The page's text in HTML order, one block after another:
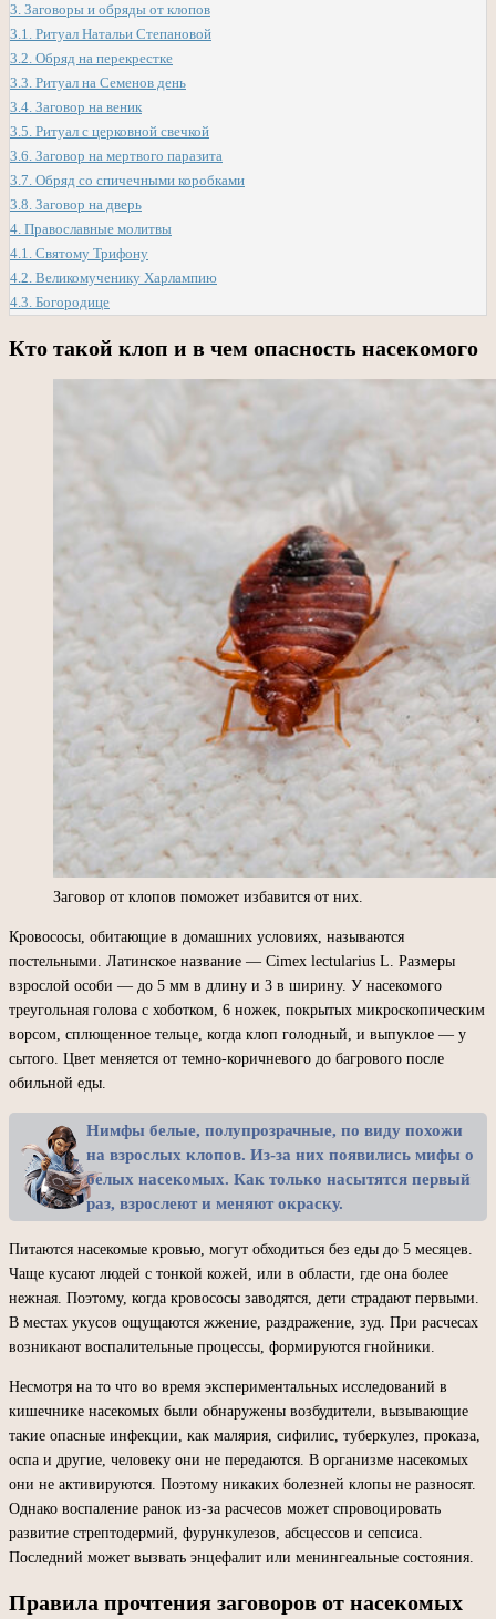
3. Заговоры и обряды от клопов
3.1. Ритуал Натальи Степановой
3.2. Обряд на перекрестке
3.3. Ритуал на Семенов день
3.4. Заговор на веник
3.5. Ритуал с церковной свечкой
3.6. Заговор на мертвого паразита
3.7. Обряд со спичечными коробками
3.8. Заговор на дверь
4. Православные молитвы
4.1. Святому Трифону
4.2. Великомученику Харлампию
4.3. Богородице
Кто такой клоп и в чем опасность насекомого
Заговор от клопов поможет избавится от них.
Кровососы, обитающие в домашних условиях, называются
постельными. Латинское название — Cimex lectularius L. Размеры
взрослой особи — до 5 мм в длину и 3 в ширину. У насекомого
треугольная голова с хоботком, 6 ножек, покрытых микроскопическим
ворсом, сплющенное тельце, когда клоп голодный, и выпуклое — у
сытого. Цвет меняется от темно-коричневого до багрового после
обильной еды.
Нимфы белые, полупрозрачные, по виду похожи
на взрослых клопов. Из-за них появились мифы о
белых насекомых. Как только насытятся первый
раз, взрослеют и меняют окраску.
Питаются насекомые кровью, могут обходиться без еды до 5 месяцев.
Чаще кусают людей с тонкой кожей, или в области, где она более
нежная. Поэтому, когда кровососы заводятся, дети страдают первыми.
В местах укусов ощущаются жжение, раздражение, зуд. При расчесах
возникают воспалительные процессы, формируются гнойники.
Несмотря на то что во время экспериментальных исследований в
кишечнике насекомых были обнаружены возбудители, вызывающие
такие опасные инфекции, как малярия, сифилис, туберкулез, проказа,
оспа и другие, человеку они не передаются. В организме насекомых
они не активируются. Поэтому никаких болезней клопы не разносят.
Однако воспаление ранок из-за расчесов может спровоцировать
развитие стрептодермий, фурункулезов, абсцессов и сепсиса.
Последний может вызвать энцефалит или менингеальные состояния.
Правила прочтения заговоров от насекомых